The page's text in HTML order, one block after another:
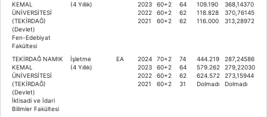
KEMAL
ÜNİVERSİTESİ
(TEKİRDAĞ)
(Devlet)
Fen-Edebiyat
Fakültesi
(4 Yıllık)
2023
2022
2021
60+2
60+2
60+2
64
62
62
109.190
118.828
116.000
368,14370
370,76145
313,28972
TEKİRDAĞ NAMIK
KEMAL
ÜNİVERSİTESİ
(TEKİRDAĞ)
(Devlet)
İktisadi ve İdari
Bilimler Fakültesi
İşletme
(4 Yıllık)
EA
2024
2023
2022
2021
70+2
60+2
60+2
60+2
74
64
62
31
444.219
579.262
624.572
Dolmadı
287,24586
279,22030
273,15944
Dolmadı